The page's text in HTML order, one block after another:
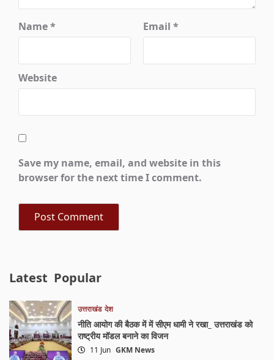
Name* Email *
Website
Save my name, email, and website in this
browser for the next time I comment.
Latest Popular
उत्तराखंड देश
नीति आयोग की बैठक में में सीएम धामी ने रखा_ उत्तराखंड को
राष्ट्रीय मॉडल बनाने का विजन
11 Jun GKM News